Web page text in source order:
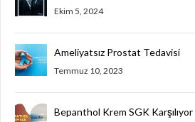
Ekim 5, 2024
Ameliyatsız Prostat Tedavisi
Temmuz 10, 2023
Bepanthol Krem SGK Karşılıyor